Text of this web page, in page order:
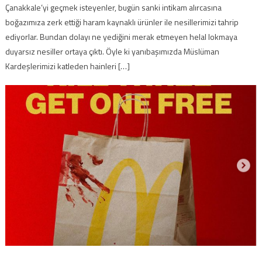
Çanakkale’yi geçmek isteyenler, bugün sanki intikam alırcasına
boğazımıza zerk ettiği haram kaynaklı ürünler ile nesillerimizi tahrip
ediyorlar. Bundan dolayı ne yediğini merak etmeyen helal lokmaya
duyarsız nesiller ortaya çıktı. Öyle ki yanıbaşımızda Müslüman
Kardeşlerimizi katleden hainleri […]